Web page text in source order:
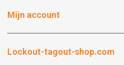
Mijn account
Lockout-tagout-shop.com